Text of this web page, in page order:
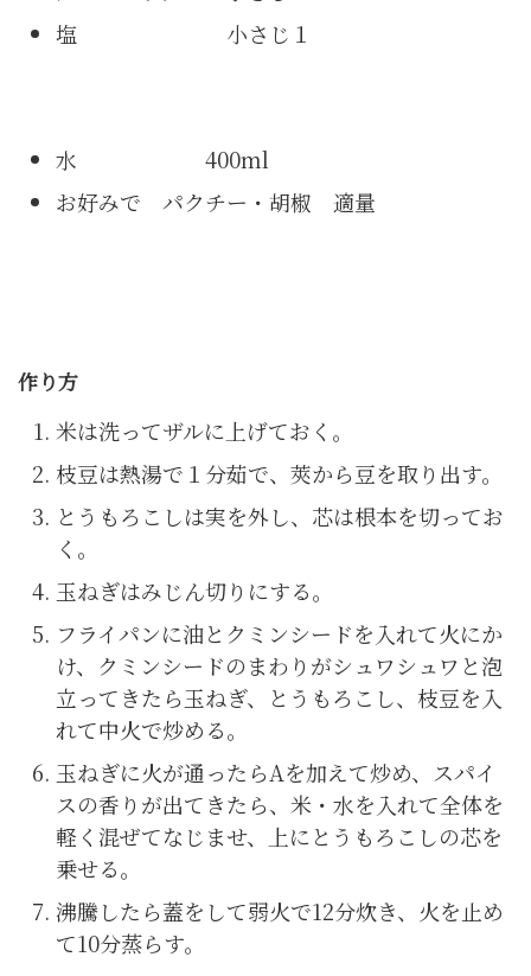
塩 小さじ１
水 400ml
お好みで パクチー・胡椒 適量
作り方
米は洗ってザルに上げておく。
枝豆は熱湯で１分茹で、莢から豆を取り出す。
とうもろこしは実を外し、芯は根本を切ってお
く。
玉ねぎはみじん切りにする。
フライパンに油とクミンシードを入れて火にか
け、クミンシードのまわりがシュワシュワと泡
立ってきたら玉ねぎ、とうもろこし、枝豆を入
れて中火で炒める。
玉ねぎに火が通ったらAを加えて炒め、スパイ
スの香りが出てきたら、米・水を入れて全体を
軽く混ぜてなじませ、上にとうもろこしの芯を
乗せる。
沸騰したら蓋をして弱火で12分炊き、火を止め
て10分蒸らす。